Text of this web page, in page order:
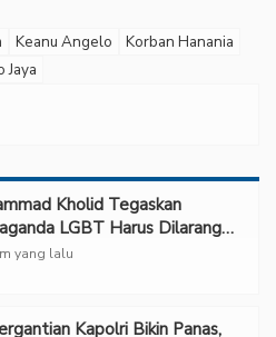
Keanu Angelo
Korban Hanania
Jaya
Kholid Tegaskan
LGBT Harus Dilarang
Negara Melindungi Korban
yang lalu
Kapolri Bikin Panas,